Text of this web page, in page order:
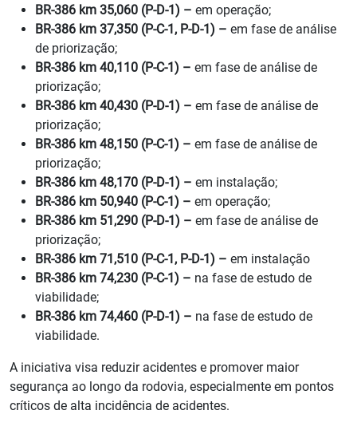
BR-386 km 35,060 (P-D-1) – em operação;
BR-386 km 37,350 (P-C-1, P-D-1) – em fase de análise
de priorização;
BR-386 km 40,110 (P-C-1) – em fase de análise de
priorização;
BR-386 km 40,430 (P-D-1) – em fase de análise de
priorização;
BR-386 km 48,150 (P-C-1) – em fase de análise de
priorização;
BR-386 km 48,170 (P-D-1) – em instalação;
BR-386 km 50,940 (P-C-1) – em operação;
BR-386 km 51,290 (P-D-1) – em fase de análise de
priorização;
BR-386 km 71,510 (P-C-1, P-D-1) – em instalação
BR-386 km 74,230 (P-C-1) – na fase de estudo de
viabilidade;
BR-386 km 74,460 (P-D-1) – na fase de estudo de
viabilidade.
A iniciativa visa reduzir acidentes e promover maior
segurança ao longo da rodovia, especialmente em pontos
críticos de alta incidência de acidentes.